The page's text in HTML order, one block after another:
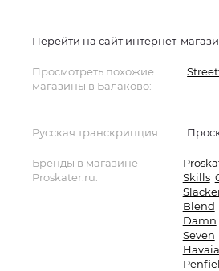
Перейти на сайт интернет-
Просмотреть похожие
магазины в Балаково:
Русская транскрипция:
Бренды в магазине
Proskater.ru:
Skills
Blend
Damn
Seven